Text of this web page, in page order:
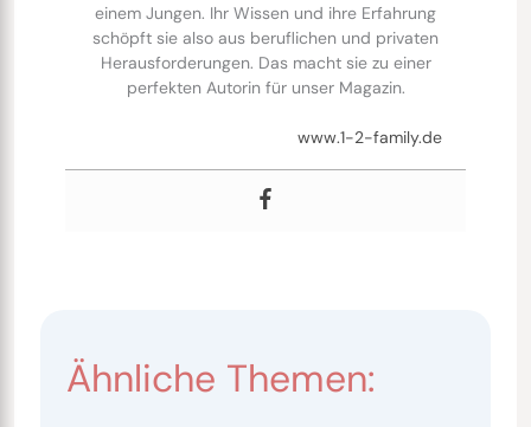
einem Jungen. Ihr Wissen und ihre Erfahrung
schöpft sie also aus beruflichen und privaten
Herausforderungen. Das macht sie zu einer
perfekten Autorin für unser Magazin.
www.1-2-family.de
Ähnliche Themen: